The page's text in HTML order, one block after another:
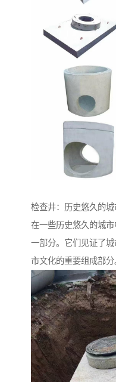
检查井：历史悠久的
在一些历史悠久的城
一部分。它们见证了
市文化的重要组成部分